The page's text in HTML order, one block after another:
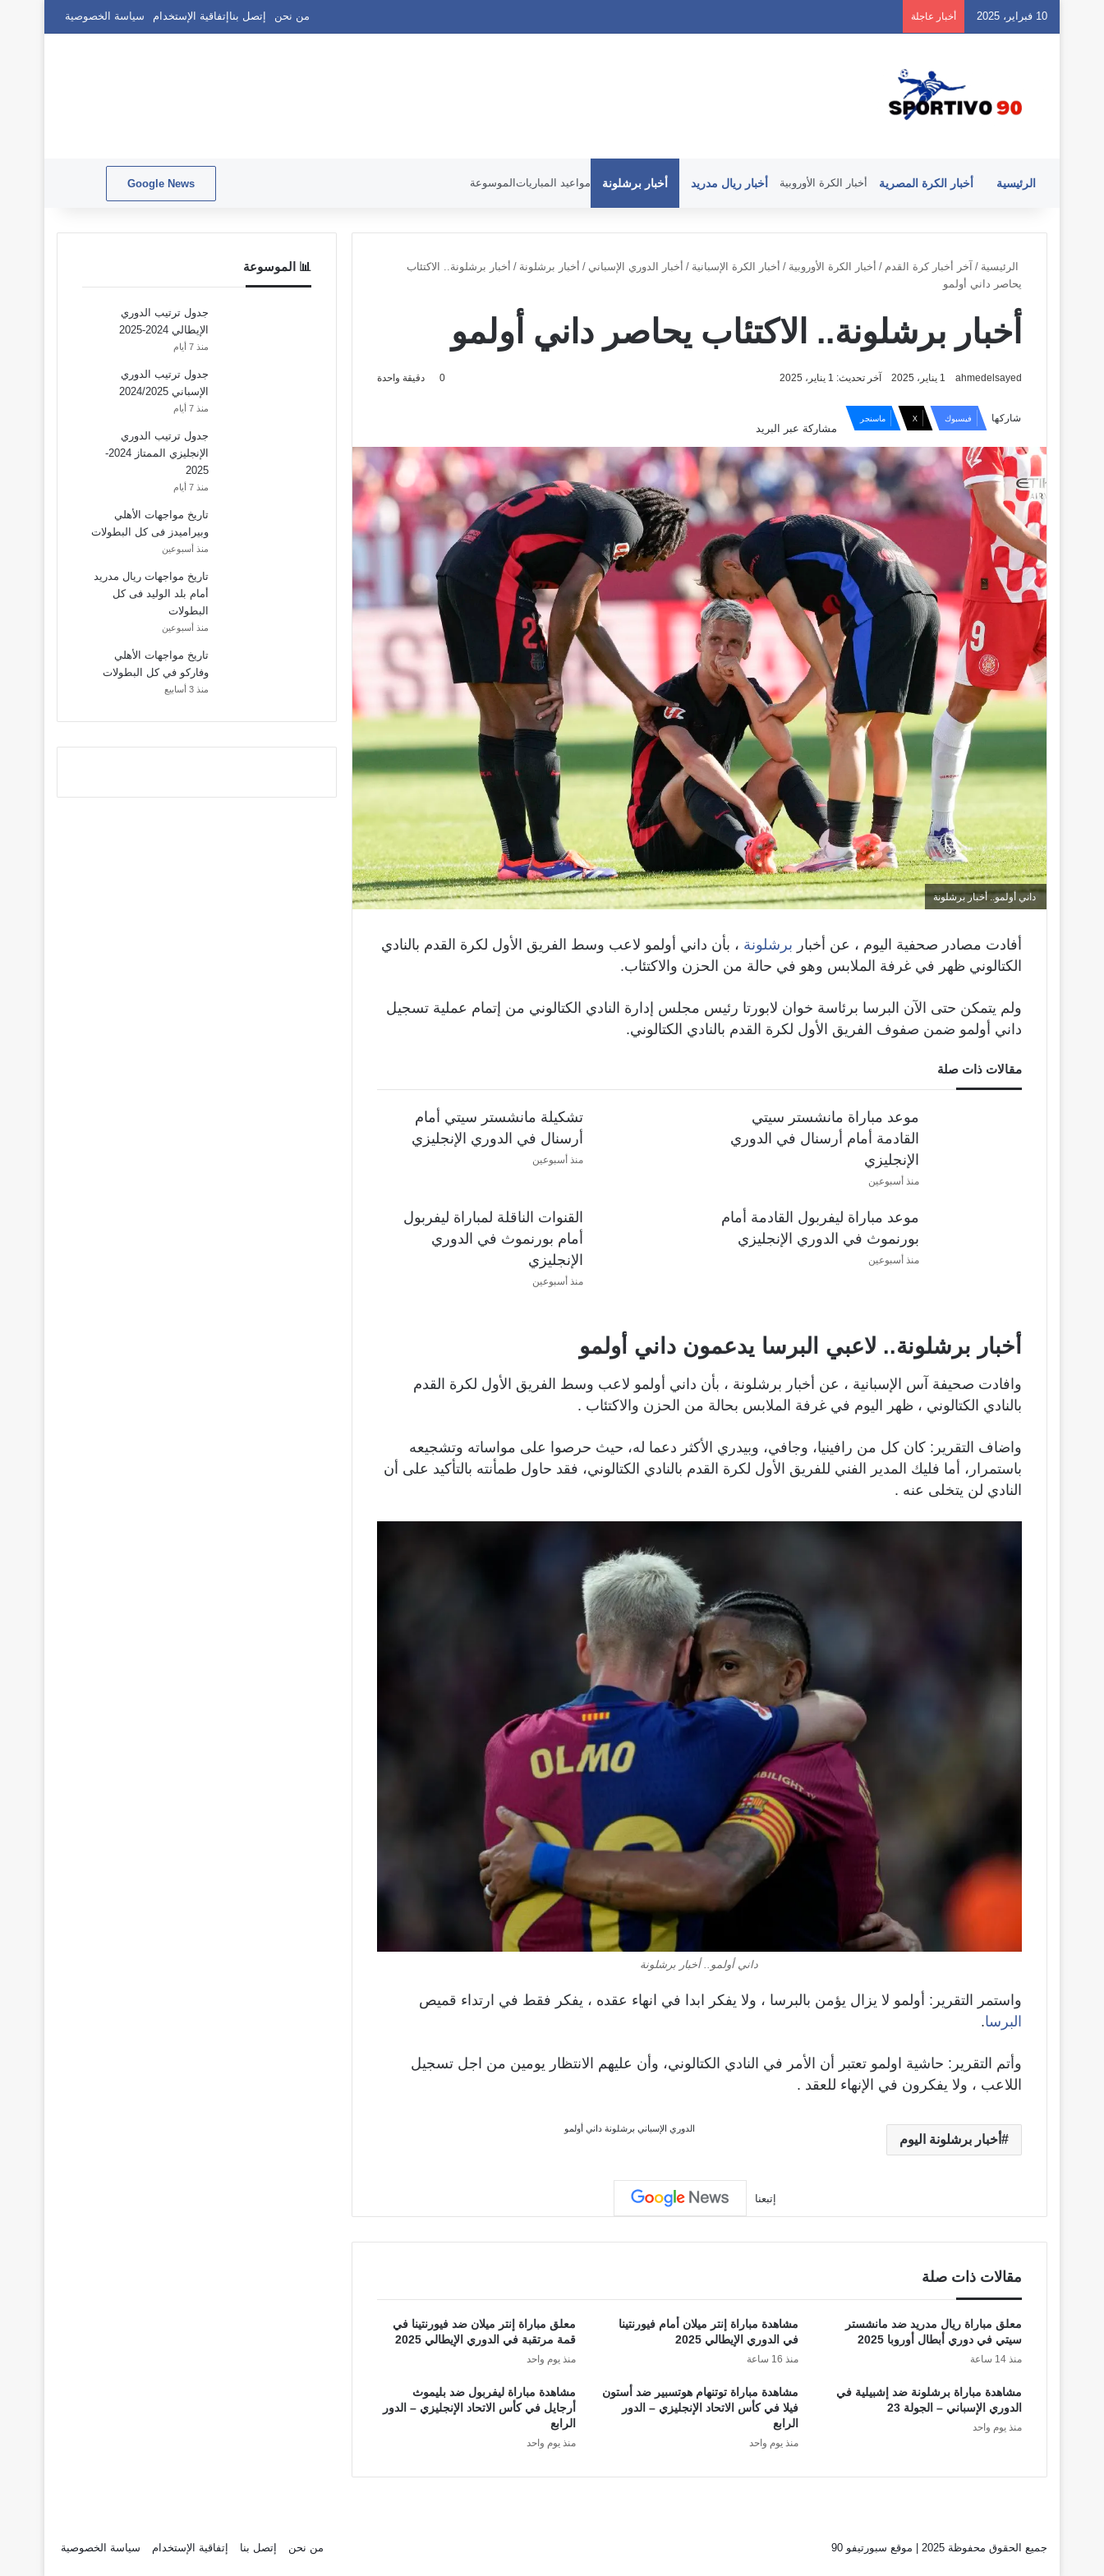
10 فبراير، 2025 أخبار عاجلة من نحن إتصل بنا إتفاقية الإستخدام سياسة الخصوصية
الرئيسية أخبار الكرة المصرية أخبار الكرة الأوروبية أخبار ريال مدريد أخبار برشلونة مواعيد المبارياتالموسوعة Google News
الرئيسية / آخر أخبار كرة القدم / أخبار الكرة الأوروبية / أخبار الكرة الإسبانية / أخبار الدوري الإسباني / أخبار برشلونة / أخبار برشلونة.. الاكتئاب
يحاصر داني أولمو
أخبار برشلونة.. الاكتئاب يحاصر داني أولمو
ahmedelsayed 1 يناير، 2025 آخر تحديث: 1 يناير، 2025 0 دقيقة واحدة
شاركها فيسبوك X ماسنجر
مشاركة عبر البريد
داني أولمو.. أخبار برشلونة
أفادت مصادر صحفية اليوم ، عن أخبار برشلونة ، بأن داني أولمو لاعب وسط الفريق الأول لكرة القدم بالنادي
الكتالوني ظهر في غرفة الملابس وهو في حالة من الحزن والاكتئاب.
ولم يتمكن حتى الآن البرسا برئاسة خوان لابورتا رئيس مجلس إدارة النادي الكتالوني من إتمام عملية تسجيل
داني أولمو ضمن صفوف الفريق الأول لكرة القدم بالنادي الكتالوني.
مقالات ذات صلة
موعد مباراة مانشستر سيتي
القادمة أمام أرسنال في الدوري
الإنجليزي
منذ أسبوعين
تشكيلة مانشستر سيتي أمام
أرسنال في الدوري الإنجليزي
منذ أسبوعين
موعد مباراة ليفربول القادمة أمام
بورنموث في الدوري الإنجليزي
منذ أسبوعين
القنوات الناقلة لمباراة ليفربول
أمام بورنموث في الدوري
الإنجليزي
منذ أسبوعين
أخبار برشلونة.. لاعبي البرسا يدعمون داني أولمو
وافادت صحيفة آس الإسبانية ، عن أخبار برشلونة ، بأن داني أولمو لاعب وسط الفريق الأول لكرة القدم
بالنادي الكتالوني ، ظهر اليوم في غرفة الملابس بحالة من الحزن والاكتئاب .
واضاف التقرير: كان كل من رافينيا، وجافي، وبيدري الأكثر دعما له، حيث حرصوا على مواساته وتشجيعه
باستمرار، أما فليك المدير الفني للفريق الأول لكرة القدم بالنادي الكتالوني، فقد حاول طمأنته بالتأكيد على أن
النادي لن يتخلى عنه .
داني أولمو.. أخبار برشلونة
واستمر التقرير: أولمو لا يزال يؤمن بالبرسا ، ولا يفكر ابدا في انهاء عقده ، يفكر فقط في ارتداء قميص
البرسا.
وأتم التقرير: حاشية اولمو تعتبر أن الأمر في النادي الكتالوني، وأن عليهم الانتظار يومين من اجل تسجيل
اللاعب ، ولا يفكرون في الإنهاء للعقد .
أخبار برشلونة اليوم
الدوري الإسباني برشلونة داني أولمو
إتبعنا
مقالات ذات صلة
معلق مباراة ريال مدريد ضد مانشستر
سيتي في دوري أبطال أوروبا 2025
منذ 14 ساعة
مشاهدة مباراة إنتر ميلان أمام فيورنتينا
في الدوري الإيطالي 2025
منذ 16 ساعة
معلق مباراة إنتر ميلان ضد فيورنتينا في
قمة مرتقبة في الدوري الإيطالي 2025
منذ يوم واحد
مشاهدة مباراة برشلونة ضد إشبيلية في
الدوري الإسباني – الجولة 23
منذ يوم واحد
مشاهدة مباراة توتنهام هوتسبير ضد أستون
فيلا في كأس الاتحاد الإنجليزي – الدور
الرابع
منذ يوم واحد
مشاهدة مباراة ليفربول ضد بليموث
أرجايل في كأس الاتحاد الإنجليزي – الدور
الرابع
منذ يوم واحد
📊 الموسوعة
جدول ترتيب الدوري
الإيطالي 2024-2025
منذ 7 أيام
جدول ترتيب الدوري
الإسباني 2024/2025
منذ 7 أيام
جدول ترتيب الدوري
الإنجليزي الممتاز 2024-
2025
منذ 7 أيام
تاريخ مواجهات الأهلي
وبيراميدز فى كل البطولات
منذ أسبوعين
تاريخ مواجهات ريال مدريد
أمام بلد الوليد فى كل
البطولات
منذ أسبوعين
تاريخ مواجهات الأهلي
وفاركو في كل البطولات
منذ 3 أسابيع
جميع الحقوق محفوظة 2025 | موقع سبورتيفو 90 من نحن إتصل بنا إتفاقية الإستخدام سياسة الخصوصية